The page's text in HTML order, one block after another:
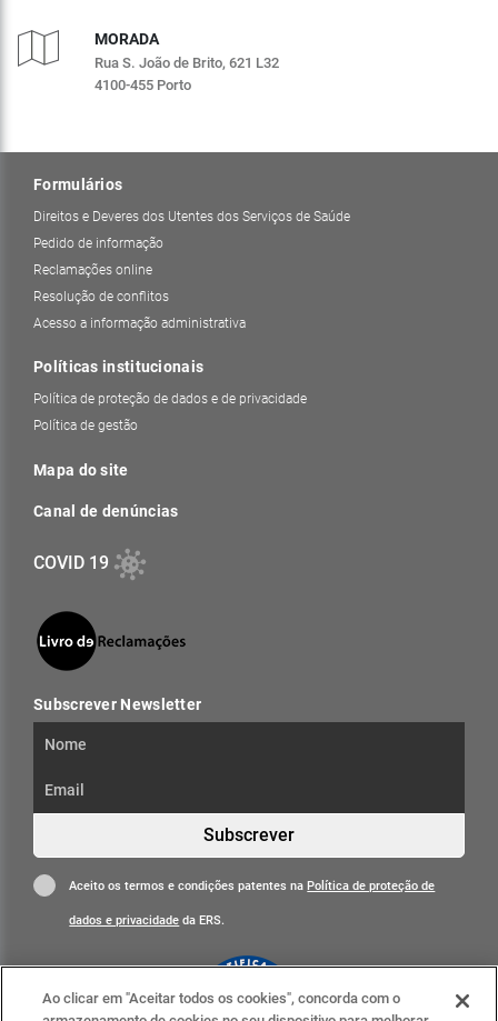
MORADA
Rua S. João de Brito, 621 L32
4100-455 Porto
Formulários
Direitos e Deveres dos Utentes dos Serviços de Saúde
Pedido de informação
Reclamações online
Resolução de conflitos
Acesso a informação administrativa
Políticas institucionais
Política de proteção de dados e de privacidade
Política de gestão
Mapa do site
Canal de denúncias
COVID 19
Subscrever Newsletter
Subscrever
Aceito os termos e condições patentes naPolítica de proteção de
dados e privacidade da ERS.
Ao clicar em "Aceitar todos os cookies", concorda com o